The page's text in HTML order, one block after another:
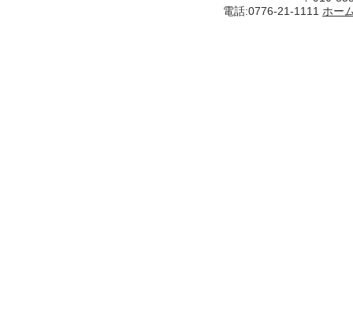
電話:0776-21-1111 ホー